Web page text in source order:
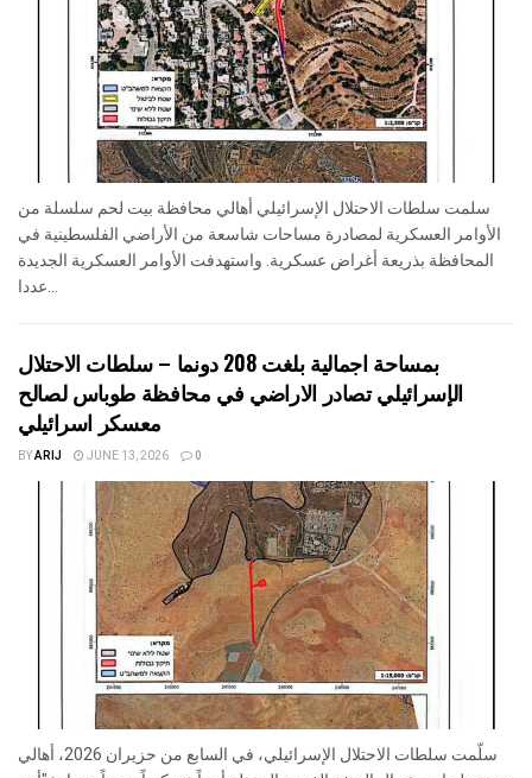
سلمت سلطات الاحتلال الإسرائيلي أهالي محافظة بيت لحم سلسلة من
الأوامر العسكرية لمصادرة مساحات شاسعة من الأراضي الفلسطينية في
المحافظة بذريعة أغراض عسكرية. واستهدفت الأوامر العسكرية الجديدة
عددا...
بمساحة اجمالية بلغت 208 دونما – سلطات الاحتلال
الإسرائيلي تصادر الاراضي في محافظة طوباس لصالح
معسكر اسرائيلي
BYARIJ JUNE 13, 2026 0
سلّمت سلطات الاحتلال الإسرائيلي، في السابع من حزيران 2026، أهالي